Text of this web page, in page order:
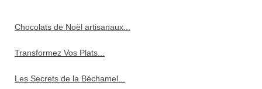
Chocolats de Noël artisanaux...
Transformez Vos Plats...
Les Secrets de la Béchamel...